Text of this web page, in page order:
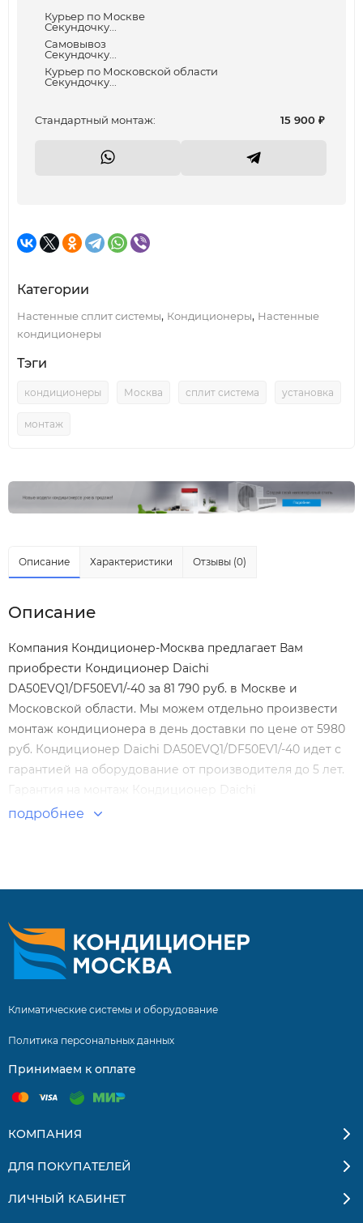
Курьер по Москве
Секундочку...
Самовывоз
Секундочку...
Курьер по Московской области
Секундочку...
Cтандартный монтаж: 15 900 ₽
Категории
Настенные сплит системы, Кондиционеры, Настенные
кондиционеры
Тэги
кондиционеры Москва сплит система установка
монтаж
Описание Характеристики Отзывы (0)
Описание
Компания Кондиционер-Москва предлагает Вам
приобрести Кондиционер Daichi
DA50EVQ1/DF50EV1/-40 за 81 790 руб. в Москве и
Московской области. Мы можем отдельно произвести
монтаж кондиционера в день доставки по цене от 5980
руб. Кондиционер Daichi DA50EVQ1/DF50EV1/-40 идет с
гарантией на оборудование от производителя до 5 лет.
Гарантия на монтаж Кондиционер Daichi
DA50EVQ1/DF50EV1/-40 нашими специалистами
подробнее
Климатические системы и оборудование
Политика персональных данных
Принимаем к оплате
КОМПАНИЯ
ДЛЯ ПОКУПАТЕЛЕЙ
ЛИЧНЫЙ КАБИНЕТ